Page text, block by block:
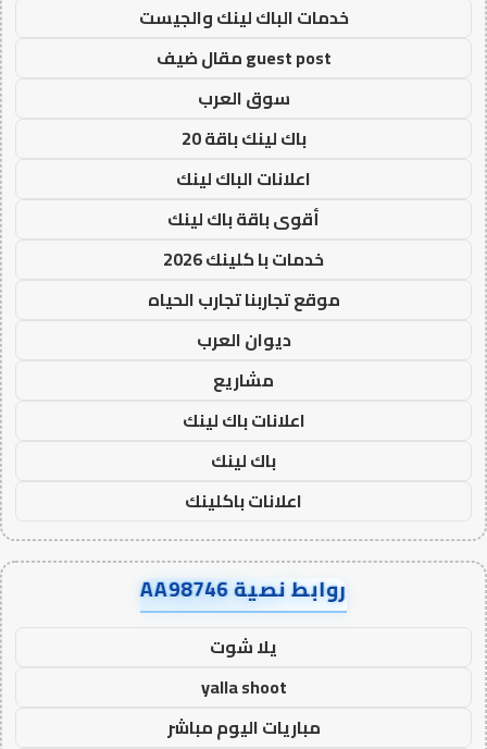
خدمات الباك لينك والجيست
guest post مقال ضيف
سوق العرب
باك لينك باقة 20
اعلانات الباك لينك
أقوى باقة باك لينك
خدمات با كلينك 2026
موقع تجاربنا تجارب الحياه
ديوان العرب
مشاريع
اعلانات باك لينك
باك لينك
اعلانات باكلينك
روابط نصية AA98746
يلا شوت
yalla shoot
مباريات اليوم مباشر